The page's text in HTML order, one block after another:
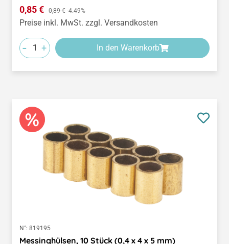
Verkaufspreis:
0,85 € Regulärer Preis:
0,89 € -4.49%
Preise inkl. MwSt. zzgl. Versandkosten
- + In den Warenkorb
N°: 819195
Messinghülsen, 10 Stück (0,4 x 4 x 5 mm)